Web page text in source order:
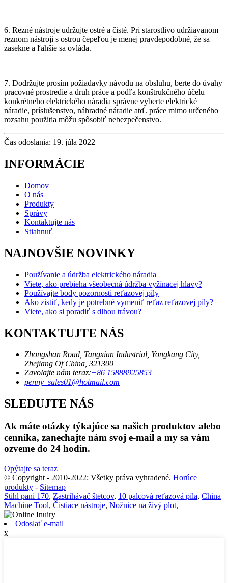
6. Rezné nástroje udržujte ostré a čisté. Pri starostlivo udržiavanom
reznom nástroji s ostrou čepeľou je menej pravdepodobné, že sa
zasekne a ľahšie sa ovláda.
7. Dodržujte prosím požiadavky návodu na obsluhu, berte do úvahy
pracovné prostredie a druh práce a podľa konštrukčného účelu
konkrétneho elektrického náradia správne vyberte elektrické
náradie, príslušenstvo, náhradné náradie atď. práce mimo určeného
rozsahu použitia môžu spôsobiť nebezpečenstvo.
Čas odoslania: 19. júla 2022
INFORMÁCIE
Domov
O nás
Produkty
Správy
Kontaktujte nás
Stiahnuť
NAJNOVŠIE NOVINKY
Používanie a údržba elektrického náradia
Viete, ako prebieha všeobecná údržba vyžínacej hlavy?
Používajte body pozornosti reťazovej píly
Ako zistiť, kedy je potrebné vymeniť reťaz reťazovej píly?
Viete, ako si poradiť s dlhou trávou?
KONTAKTUJTE NÁS
Zhongshan Road, Tangxian Industrial, Yongkang City,
Zhejiang Of China, 321300
Zavolajte nám teraz:+86 15888925853
penny_sales01@hotmail.com
SLEDUJTE NÁS
Ak máte otázky týkajúce sa našich produktov alebo
cenníka, zanechajte nám svoj e-mail a my sa vám
ozveme do 24 hodín.
Opýtajte sa teraz
© Copyright - 2010-2022: Všetky práva vyhradené. Horúce
produkty - Sitemap
Stihl pani 170, Zastrihávač štetcov, 10 palcová reťazová píla, China
Machine Tool, Čistiace nástroje, Nožnice na živý plot,
Odoslať e-mail
x